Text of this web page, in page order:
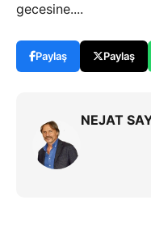
gecesine....
Paylaş Paylaş
NEJAT